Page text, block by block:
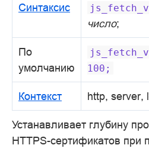
Синтаксис
число;
По
умолчанию
100;
Контекст http, server,
Устанавливает глубину
HTTPS-сертификатов при